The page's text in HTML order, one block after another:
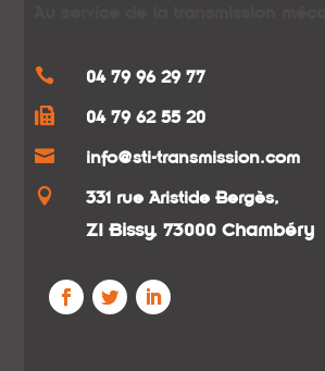
 04 79 96 29 77
 04 79 62 55 20
 info@sti-transmission.com
 331 rue Aristide Bergès,
ZI Bissy, 73000 Chambéry